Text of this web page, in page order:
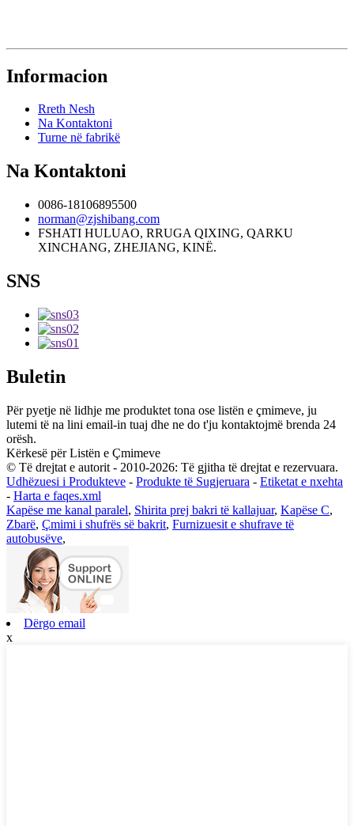
Informacion
Rreth Nesh
Na Kontaktoni
Turne në fabrikë
Na Kontaktoni
0086-18106895500
norman@zjshibang.com
FSHATI HULUAO, RRUGA QIXING, QARKU
XINCHANG, ZHEJIANG, KINË.
SNS
Buletin
Për pyetje në lidhje me produktet tona ose listën e çmimeve, ju
lutemi të na lini email-in tuaj dhe ne do t'ju kontaktojmë brenda 24
orësh.
Kërkesë për Listën e Çmimeve
© Të drejtat e autorit - 2010-2026: Të gjitha të drejtat e rezervuara.
Udhëzuesi i Produkteve - Produkte të Sugjeruara - Etiketat e nxehta
- Harta e faqes.xml
Kapëse me kanal paralel, Shirita prej bakri të kallajuar, Kapëse C,
Zbarë, Çmimi i shufrës së bakrit, Furnizuesit e shufrave të
autobusëve,
Dërgo email
x